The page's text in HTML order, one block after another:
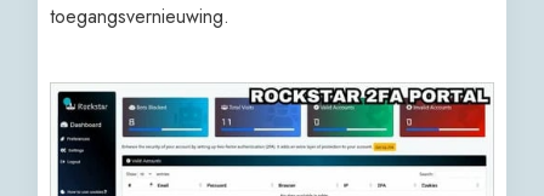
toegangsvernieuwing.